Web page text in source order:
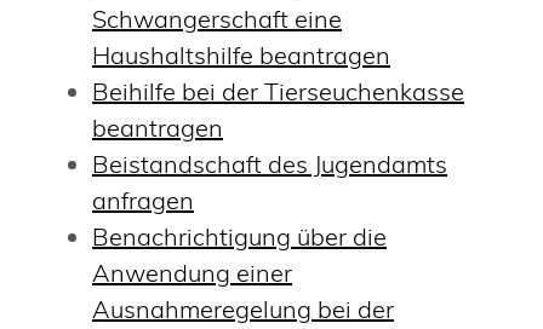
Schwangerschaft eine
Haushaltshilfe beantragen
Beihilfe bei der Tierseuchenkasse
beantragen
Beistandschaft des Jugendamts
anfragen
Benachrichtigung über die
Anwendung einer
Ausnahmeregelung bei der